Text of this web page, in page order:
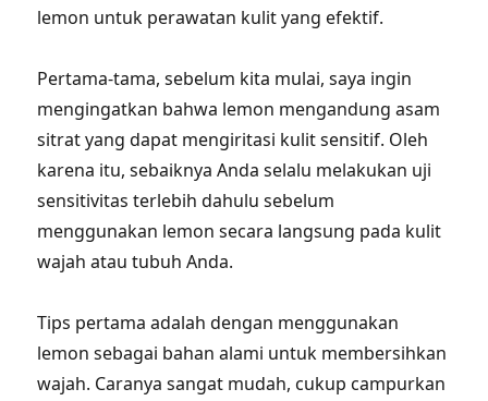
lemon untuk perawatan kulit yang efektif.
Pertama-tama, sebelum kita mulai, saya ingin
mengingatkan bahwa lemon mengandung asam
sitrat yang dapat mengiritasi kulit sensitif. Oleh
karena itu, sebaiknya Anda selalu melakukan uji
sensitivitas terlebih dahulu sebelum
menggunakan lemon secara langsung pada kulit
wajah atau tubuh Anda.
Tips pertama adalah dengan menggunakan
lemon sebagai bahan alami untuk membersihkan
wajah. Caranya sangat mudah, cukup campurkan